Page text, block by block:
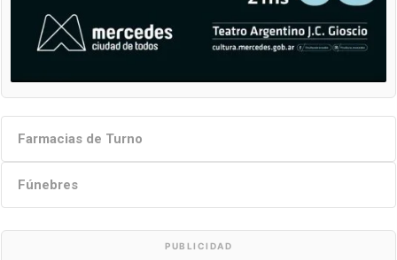
Farmacias de Turno
Fúnebres
PUBLICIDAD